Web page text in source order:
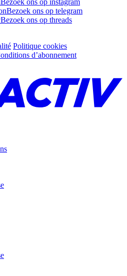
Bezoek ons op telegram
Bezoek ons op threads
Politique cookies
d’abonnement